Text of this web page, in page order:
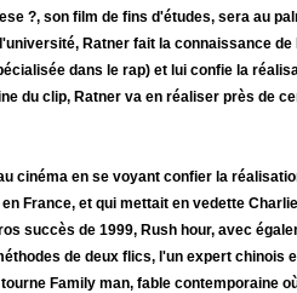
?, son film de fins d'études, sera au
Ratner fait la connaissance
dans le rap) et lui confie la
du clip, Ratner va en réaliser près de
cinéma en se voyant confier la
France, et qui mettait en vedette
succès de 1999, Rush hour, avec
de deux flics, l'un expert chinois
Family man, fable contemporaine